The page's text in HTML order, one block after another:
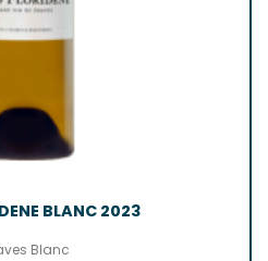
BLANC 2023
Blanc